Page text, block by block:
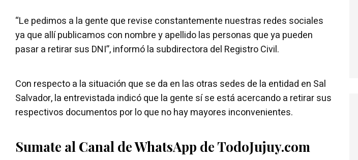
“Le pedimos a la gente que revise constantemente nuestras redes sociales
ya que allí publicamos con nombre y apellido las personas que ya pueden
pasar a retirar sus DNI”, informó la subdirectora del Registro Civil.
Con respecto a la situación que se da en las otras sedes de la entidad en Sal
Salvador, la entrevistada indicó que la gente sí se está acercando a retirar sus
respectivos documentos por lo que no hay mayores inconvenientes.
Sumate al Canal de WhatsApp de TodoJujuy.com